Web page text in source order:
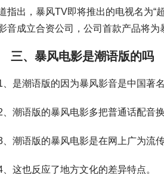
指出，暴风TV即将推出的电视名为“
音成立合资公司，公司首款产品将为
三、暴风电影是潮语版的吗
、是潮语版的因为暴风影音是中国著
、潮语版的暴风电影多把普通话配音
、潮语版的暴风电影是在网上广为流
、这也反应了地方文化的差异特点。